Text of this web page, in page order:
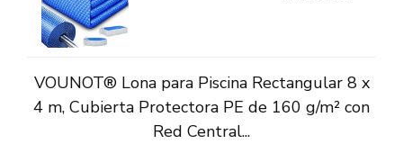
VOUNOT® Lona para Piscina Rectangular 8 x
4 m, Cubierta Protectora PE de 160 g/m² con
Red Central...